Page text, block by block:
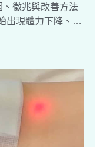
徵兆與改善方法
出現體力下降、情